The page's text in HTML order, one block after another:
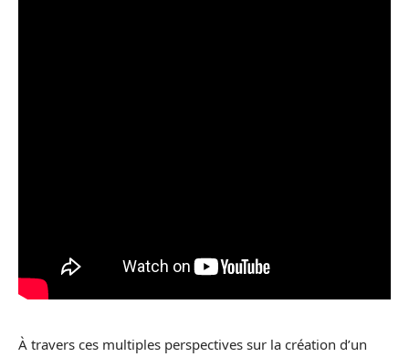
À travers ces multiples perspectives sur la création d’un